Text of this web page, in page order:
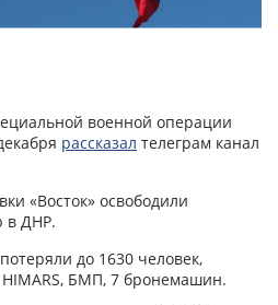
военной операции
рассказал телеграм канал
«Восток» освободили
в ДНР.
до 1630 человек,
HIMARS, БМП, 7 бронемашин.